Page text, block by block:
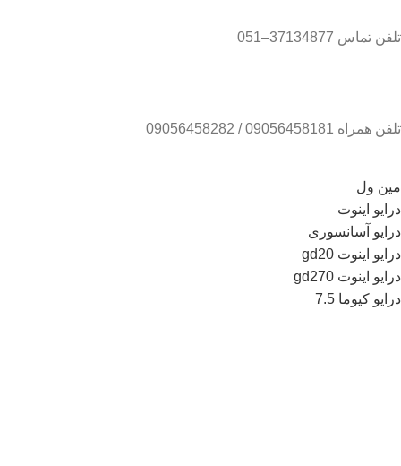
تلفن تماس 37134877–051
تلفن همراه 09056458181 / 09056458282
مین ول
درایو اینوت
درایو آسانسوری
درایو اینوت gd20
درایو اینوت gd270
درایو کیوما 7.5